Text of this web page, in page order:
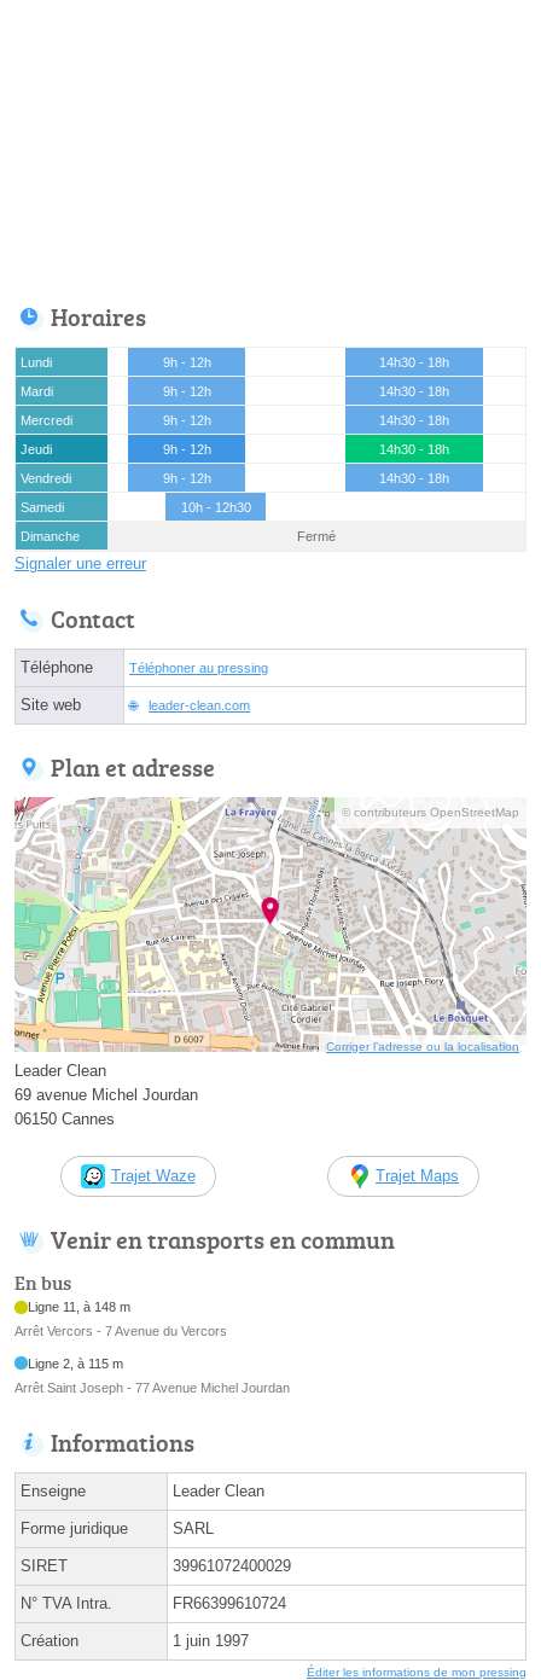
Horaires
Lundi 9h - 12h
14h30 - 18h
Mardi
9h - 12h
14h30 - 18h
Mercredi
9h - 12h
14h30 - 18h
Jeudi
9h - 12h
14h30 - 18h
Vendredi
9h - 12h
14h30 - 18h
Samedi
10h - 12h30
Dimanche
Fermé
Signaler une erreur
Contact
Téléphone Téléphoner au pressing
Site web leader-clean.com
Plan et adresse
© contributeurs OpenStreetMap
Corriger l’adresse ou la localisation
Leader Clean
69 avenue Michel Jourdan
06150 Cannes
Trajet Waze Trajet Maps
Venir en transports en commun
En bus
Ligne 11, à 148 m
Arrêt Vercors - 7 Avenue du Vercors
Ligne 2, à 115 m
Arrêt Saint Joseph - 77 Avenue Michel Jourdan
Informations
Enseigne Leader Clean
Forme juridique SARL
SIRET 39961072400029
N° TVA Intra. FR66399610724
Création 1 juin 1997
Éditer les informations de mon pressing